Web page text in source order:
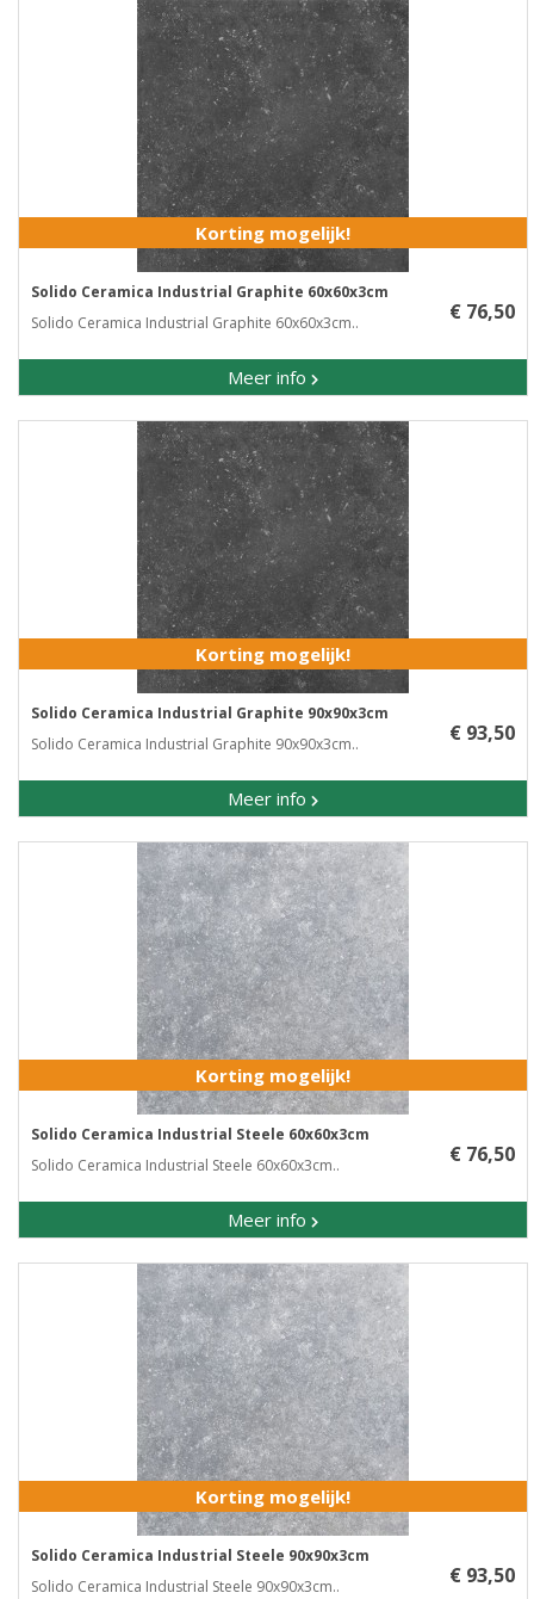
Korting mogelijk!
Solido Ceramica Industrial Graphite 60x60x3cm
Solido Ceramica Industrial Graphite 60x60x3cm..
Meer info
€ 76,50
Korting mogelijk!
Solido Ceramica Industrial Graphite 90x90x3cm
Solido Ceramica Industrial Graphite 90x90x3cm..
Meer info
€ 93,50
Korting mogelijk!
Solido Ceramica Industrial Steele 60x60x3cm
Solido Ceramica Industrial Steele 60x60x3cm..
Meer info
€ 76,50
Korting mogelijk!
Solido Ceramica Industrial Steele 90x90x3cm
Solido Ceramica Industrial Steele 90x90x3cm..
€ 93,50